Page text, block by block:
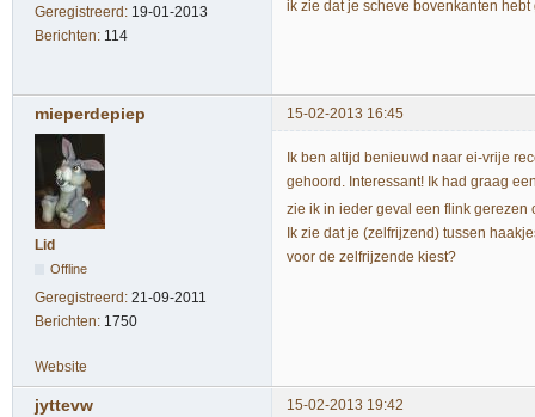
Geregistreerd: 19-01-2013
Berichten: 114
ik zie dat je scheve bovenkanten
mieperdepiep 15-02-2013 16:45
Lid
Offline
Geregistreerd: 21-09-2011
Berichten: 1750
Ik ben altijd benieuwd naar ei-vrije
gehoord. Interessant! Ik had graag
zie ik in ieder geval een flink gerezen
Ik zie dat je (zelfrijzend) tussen
voor de zelfrijzende kiest?
Website
jyttevw
15-02-2013 19:42